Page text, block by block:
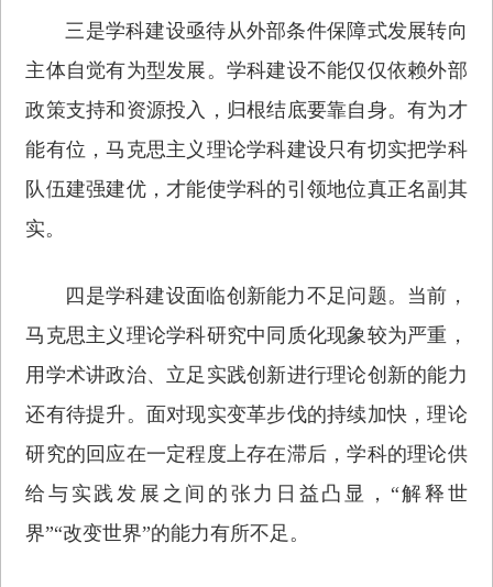
三是学科建设亟待从外部条件保障式发展转向
主体自觉有为型发展。学科建设不能仅仅依赖外部
政策支持和资源投入，归根结底要靠自身。有为才
能有位，马克思主义理论学科建设只有切实把学科
队伍建强建优，才能使学科的引领地位真正名副其
实。
四是学科建设面临创新能力不足问题。当前，
马克思主义理论学科研究中同质化现象较为严重，
用学术讲政治、立足实践创新进行理论创新的能力
还有待提升。面对现实变革步伐的持续加快，理论
研究的回应在一定程度上存在滞后，学科的理论供
给与实践发展之间的张力日益凸显，“解释世
界”“改变世界”的能力有所不足。